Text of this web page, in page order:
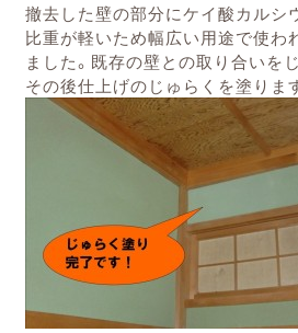
撤去した壁の部分にケイ酸カルシ
比重が軽いため幅広い用途で使わ
ました。既存の壁との取り合いを
その後仕上げのじゅらくを塗りま